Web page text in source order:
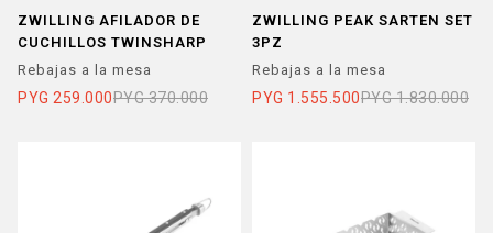
ZWILLING AFILADOR DE
CUCHILLOS TWINSHARP
Rebajas a la mesa
PYG 259.000PYG 370.000
ZWILLING PEAK SARTEN SET
3PZ
Rebajas a la mesa
PYG 1.555.500PYG 1.830.000